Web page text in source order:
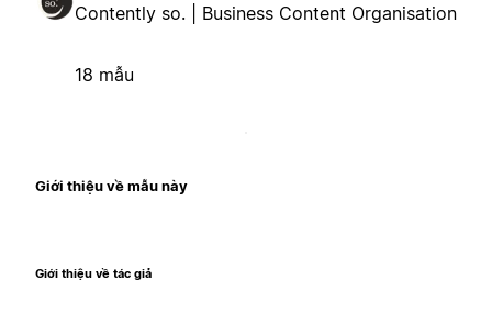
Contently so. | Business Content Organisation
18 mẫu
Giới thiệu về mẫu này
Giới thiệu về tác giả